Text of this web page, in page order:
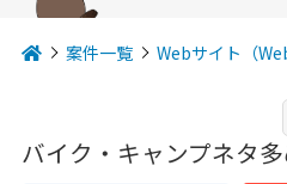
案件一覧 Webサイト（
バイク・キャンプネタ